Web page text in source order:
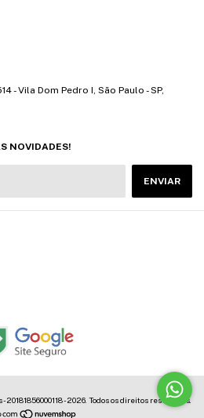
- Vila Dom Pedro I, São Paulo - SP,
NOVIDADES!
- 2026. Todos os direitos reservados.